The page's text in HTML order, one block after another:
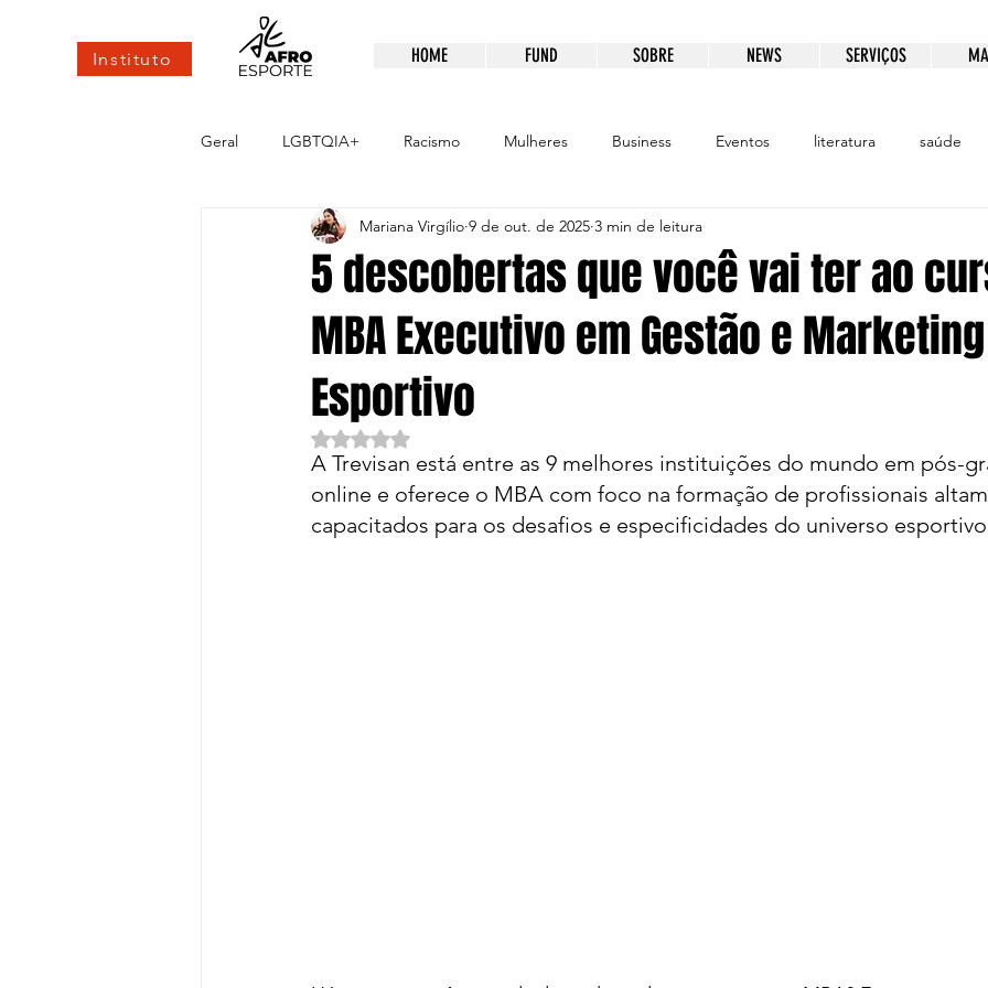
HOME FUND SOBRE NEWS SERVIÇOS
Instituto
Geral LGBTQIA+ Racismo Mulheres Business Eventos literatura saúde
esportes de elite Alto rendimento Educação Patrocínio
5 descobertas que você vai ter ao
MBA Executivo em Gestão e Marketing
Esportivo
Mariana Virgílio 9 de out. de 2025 3 min de leitura
Avaliado com NaN de 5 estrelas.
A Trevisan está entre as 9 melhores instituições do mundo em pós-
online e oferece o MBA com foco na formação de profissionais
capacitados para os desafios e especificidades do universo